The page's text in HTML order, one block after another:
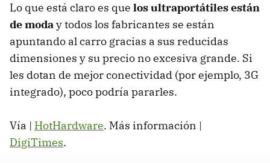
Lo que está claro es que los ultraportátiles están
de moday todos los fabricantes se están
apuntando al carro gracias a sus reducidas
dimensiones y su precio no excesiva grande. Si
les dotan de mejor conectividad (por ejemplo, 3G
integrado), poco podría pararles.
Vía | HotHardware. Más información |
DigiTimes.